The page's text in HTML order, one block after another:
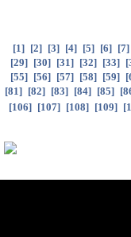
[1] [2] [3] [4] [5] [6] [7]
[29] [30] [31] [32] [33] [
[55] [56] [57] [58] [59] [
[81] [82] [83] [84] [85] [
[106] [107] [108] [109] [